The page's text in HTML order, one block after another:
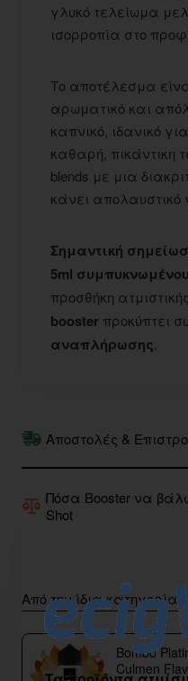
γλυκό τελείωμα
ισορροπία στο
Το αποτέλεσμα
αρωματικό και
καπνικό, ιδανικό
καθαρή, πικάντικη
blends με μια
κάνει απολαυστικό
Σημαντική
5ml
προσθήκη
booster προκύπτει
αναπλήρωσης
Αποστολές &
Πόσα Booster να
Shot
Από την ίδια κατηγορία
Bombo
Culmen